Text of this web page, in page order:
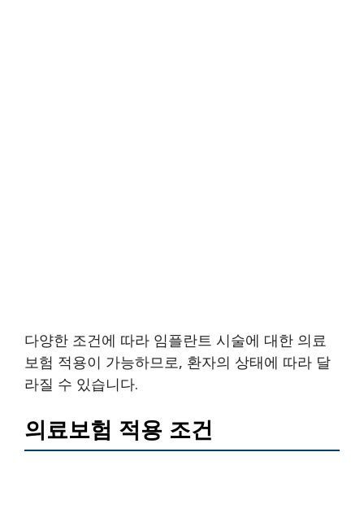
다양한 조건에 따라 임플란트 시술에 대한 의료
보험 적용이 가능하므로, 환자의 상태에 따라 달
라질 수 있습니다.
의료보험 적용 조건